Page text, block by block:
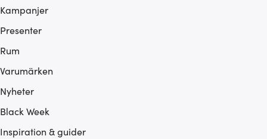
Kampanjer
Presenter
Rum
Varumärken
Nyheter
Black Week
Inspiration & guider